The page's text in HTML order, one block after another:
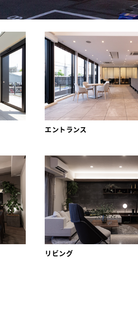
エントランス
リビング